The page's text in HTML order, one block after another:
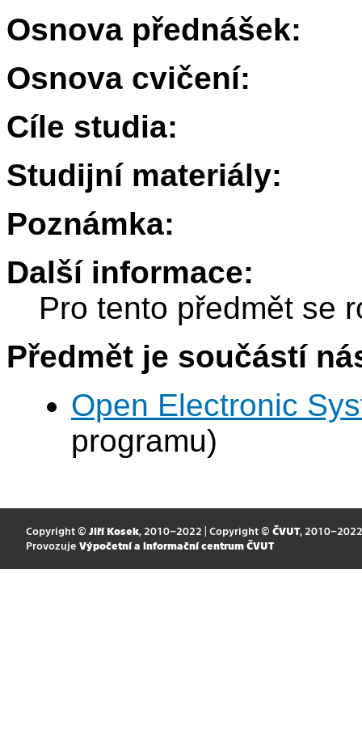
Osnova přednášek:
Osnova cvičení:
Cíle studia:
Studijní materiály:
Poznámka:
Další informace:
Pro tento předmět se
Předmět je součástí
Open Electronic
programu)
Copyright © Jiří Kosek, 2010–2022 | Copyright © ČVUT, 2010–2022
Provozuje Výpočetní a informační centrum ČVUT